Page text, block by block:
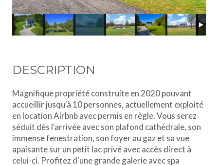
DESCRIPTION
Magnifique propriété construite en 2020 pouvant
accueillir jusqu'à 10 personnes, actuellement exploité
en location Airbnb avec permis en règle. Vous serez
séduit dès l'arrivée avec son plafond cathédrale, son
immense fenestration, son foyer au gaz et sa vue
apaisante sur un petit lac privé avec accès direct à
celui-ci. Profitez d'une grande galerie avec spa